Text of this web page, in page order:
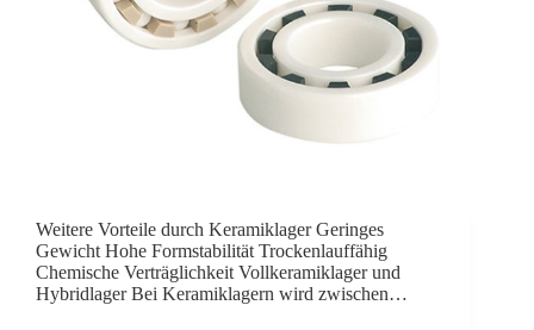
Weitere Vorteile durch Keramiklager Geringes
Gewicht Hohe Formstabilität Trockenlauffähig
Chemische Verträglichkeit Vollkeramiklager und
Hybridlager Bei Keramiklagern wird zwischen…